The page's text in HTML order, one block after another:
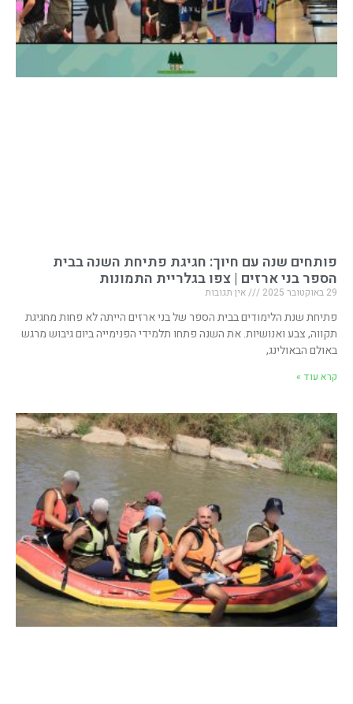
פותחים שנה עם חיוך: חגיגת פתיחת השנה בבית
הספר בני ארזים | צפו בגלריית התמונות
29 באוקטובר 2025 אין תגובות
פתיחת שנת הלימודים בבית הספר של בני ארזים הייתה לא פחות מחגיגת
תקווה, צבע ואנושיות. את השנה פתחו תלמידי הפנימייה ביום גיבוש מרגש
באולם הבאולינג,
קרא עוד »